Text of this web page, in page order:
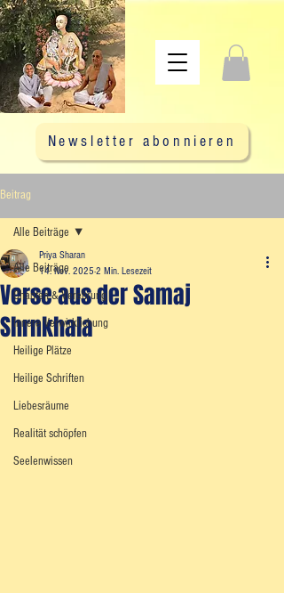
Newsletter abonnieren
Beitrag
Alle Beiträge
Chanten & Verehrung
Innere Verwirklichung
Heilige Plätze
Heilige Schriften
Liebesräume
Realität schöpfen
Seelenwissen
Alle Beiträge
Verse aus der Samaj
Shrnkhala
Priya Sharan
14. Nov. 2025 2 Min. Lesezeit